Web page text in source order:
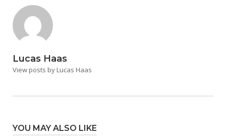
Lucas Haas
View posts by Lucas Haas
YOU MAY ALSO LIKE